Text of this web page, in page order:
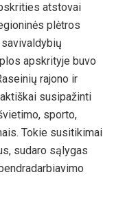
atstovai
plėtros
apskrityje buvo
rajono ir
susipažinti
sporto,
Tokie susitikimai
sudaro sąlygas